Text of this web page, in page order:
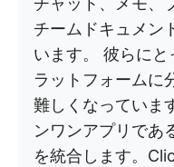
チームドキュメン
います。 彼らに
ラットフォームに
難しくなっていま
ンワンアプリであ
を統合します。